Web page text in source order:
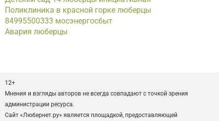
Поликлиника в красной горке люберцы
84995500333 мосэнергосбыт
Авария люберцы
12+
Мнения и взгляды авторов не всегда совпадают с точкой зрения
администрации ресурса.
Сайт «Любернет.ру» является площадкой, предоставляющей